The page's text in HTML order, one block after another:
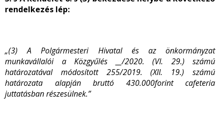
rendelkezés lép:
„(3) A Polgármesteri Hivatal és az önkormányzat
munkavállalói a Közgyűlés __/2020. (VI. 29.) számú
határozatával módosított 255/2019. (XII. 19.) számú
határozata alapján bruttó 430.000forint cafeteria
juttatásban részesülnek.”